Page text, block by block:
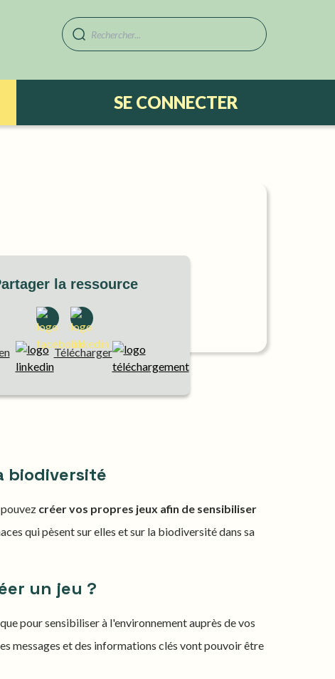
SE CONNECTER
la ressource
Télécharger
biodiversité
créer vos propres jeux afin de sensibiliser
qui pèsent sur elles et sur la biodiversité dans sa
un jeu ?
pour sensibiliser à l'environnement auprès de vos
messages et des informations clés vont pouvoir être